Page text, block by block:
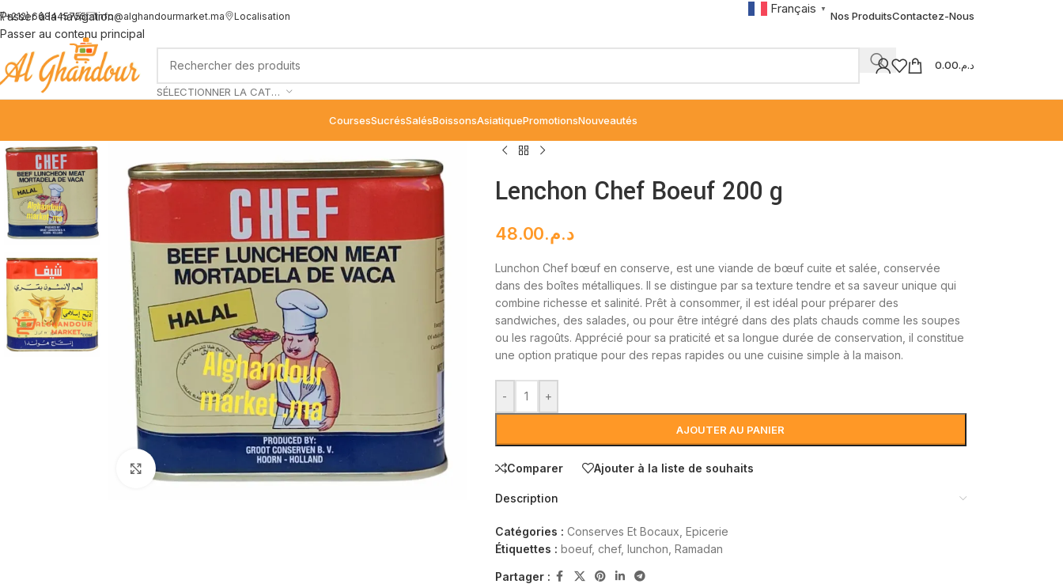
Passer à la navigation
Passer au contenu principal
(+212) 668445755 info@alghandourmarket.ma Localisation Français ▼
Nos ProduitsContactez-Nous
SÉLECTIONNER LA CATÉGORIE
د.م.0.00
CoursesSucrésSalésBoissonsAsiatiquePromotionsNouveautés
Cliquez pour agrandir
Lenchon Chef Boeuf 200 g
د.م.48.00
Lunchon Chef bœuf en conserve, est une viande de bœuf cuite et salée, conservée
dans des boîtes métalliques. Il se distingue par sa texture tendre et sa saveur unique qui
combine richesse et salinité. Prêt à consommer, il est idéal pour préparer des
sandwiches, des salades, ou pour être intégré dans des plats chauds comme les soupes
ou les ragoûts. Apprécié pour sa praticité et sa longue durée de conservation, il constitue
une option pratique pour des repas rapides ou une cuisine simple à la maison.
- +
AJOUTER AU PANIER
Comparer Ajouter à la liste de souhaits
Description
Catégories : Conserves Et Bocaux Epicerie
Étiquettes : boeuf, chef, lunchon Ramadan
Partager :